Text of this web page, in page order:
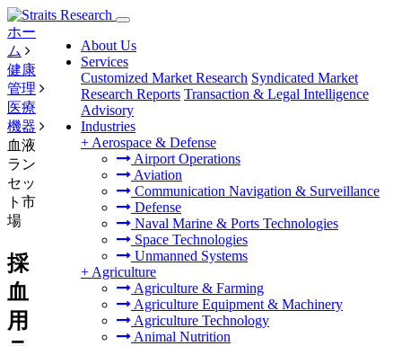
About Us
Services
Customized Market Research Syndicated Market
Research Reports Transaction & Legal Intelligence
Advisory
Industries
+ Aerospace & Defense
Airport Operations
Aviation
Communication Navigation & Surveillance
Defense
Naval Marine & Ports Technologies
Space Technologies
Unmanned Systems
+ Agriculture
Agriculture & Farming
Agriculture Equipment & Machinery
Agriculture Technology
Animal Nutrition
ホー
ム
健康
管理
医療
機器
血液
ラン
セッ
ト市
場
採
血
用